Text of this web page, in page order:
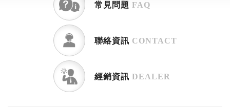
常見問題 FAQ
聯絡資訊 CONTACT
經銷資訊 DEALER